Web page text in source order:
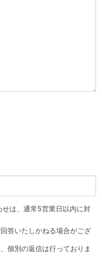
は、通常5営業日以内に対
答いたしかねる場合がござ
個別の返信は行っておりま